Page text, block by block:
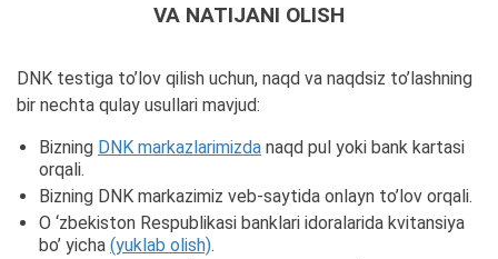
VA NATIJANI OLISH
DNK testiga to’lov qilish uchun, naqd va naqdsiz to’lashning
bir nechta qulay usullari mavjud:
Bizning DNK markazlarimizda naqd pul yoki bank kartasi
orqali.
Bizning DNK markazimiz veb-saytida onlayn to’lov orqali.
O ‘zbekiston Respublikasi banklari idoralarida kvitansiya
bo’ yicha (yuklab olish).